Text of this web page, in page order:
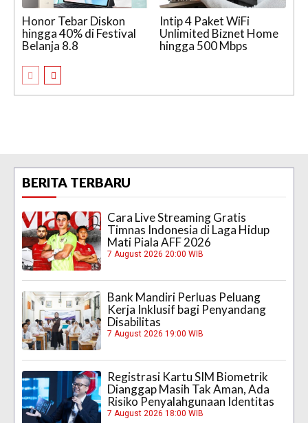
Honor Tebar Diskon
hingga 40% di Festival
Belanja 8.8
Intip 4 Paket WiFi
Unlimited Biznet Home
hingga 500 Mbps
BERITA TERBARU
Cara Live Streaming Gratis
Timnas Indonesia di Laga Hidup
Mati Piala AFF 2026
7 August 2026 20:00 WIB
Bank Mandiri Perluas Peluang
Kerja Inklusif bagi Penyandang
Disabilitas
7 August 2026 19:00 WIB
Registrasi Kartu SIM Biometrik
Dianggap Masih Tak Aman, Ada
Risiko Penyalahgunaan Identitas
7 August 2026 18:00 WIB